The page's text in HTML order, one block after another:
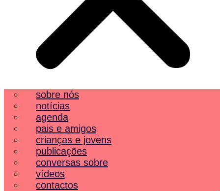
sobre nós
notícias
agenda
pais e amigos
crianças e jovens
publicações
conversas sobre
vídeos
contactos